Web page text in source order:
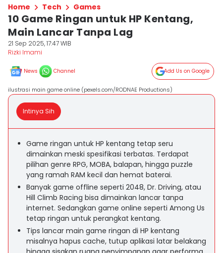
Home Tech Games
10 Game Ringan untuk HP Kentang,
Main Lancar Tanpa Lag
21 Sep 2025, 17:47 WIB
Rizki Imami
News Channel Add Us on Google
ilustrasi main game online (pexels.com/RODNAE Productions)
Intinya Sih
Game ringan untuk HP kentang tetap seru
dimainkan meski spesifikasi terbatas. Terdapat
pilihan genre RPG, MOBA, balapan, hingga puzzle
yang ramah RAM kecil dan hemat baterai.
Banyak game offline seperti 2048, Dr. Driving, atau
Hill Climb Racing bisa dimainkan lancar tanpa
internet. Sedangkan game online seperti Among Us
tetap ringan untuk perangkat kentang.
Tips lancar main game ringan di HP kentang
misalnya hapus cache, tutup aplikasi latar belakang